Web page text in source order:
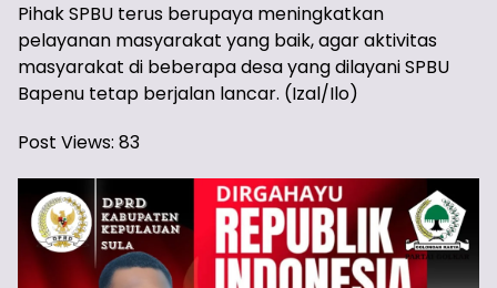
Pihak SPBU terus berupaya meningkatkan
pelayanan masyarakat yang baik, agar aktivitas
masyarakat di beberapa desa yang dilayani SPBU
Bapenu tetap berjalan lancar. (Izal/Ilo)
Post Views: 83